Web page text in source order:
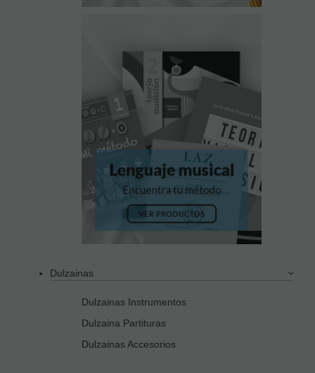
Dulzainas
Dulzainas Instrumentos
Dulzaina Partituras
Dulzainas Accesorios